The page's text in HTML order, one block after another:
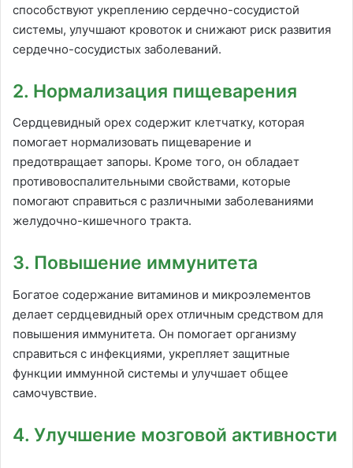
способствуют укреплению сердечно-сосудистой
системы, улучшают кровоток и снижают риск развития
сердечно-сосудистых заболеваний.
2. Нормализация пищеварения
Сердцевидный орех содержит клетчатку, которая
помогает нормализовать пищеварение и
предотвращает запоры. Кроме того, он обладает
противовоспалительными свойствами, которые
помогают справиться с различными заболеваниями
желудочно-кишечного тракта.
3. Повышение иммунитета
Богатое содержание витаминов и микроэлементов
делает сердцевидный орех отличным средством для
повышения иммунитета. Он помогает организму
справиться с инфекциями, укрепляет защитные
функции иммунной системы и улучшает общее
самочувствие.
4. Улучшение мозговой активности